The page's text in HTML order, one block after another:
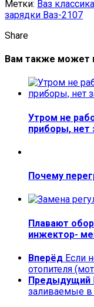
Метки: Ваз классика
зарядки Ваз-2107
Share
Вам также может
Утром не
приборы, нет
Почему
Плавают
инжектор-
Вперёд Если
отопителя
Предыдущий
заливаемые в